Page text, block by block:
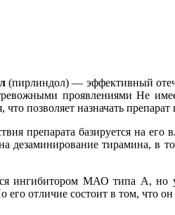
(пирлиндол) — эффективный
проявлениями Не
позволяет назначать
препарата базируется на
дезаминирование тирамина, в
ингибитором МАО типа А, но
отличие состоит в том, что он